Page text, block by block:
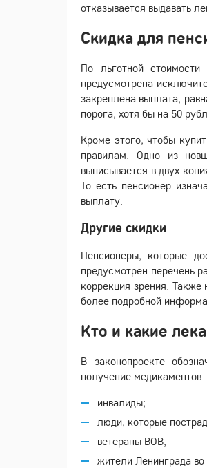
отказывается выдавать
Скидка для
По льготной
предусмотрена
закреплена выплата,
порога, хотя бы на 50
Кроме этого, чтобы
правилам. Одно из
выписывается в двух
То есть пенсионер
выплату.
Другие скидки
Пенсионеры, которые
предусмотрен перечень
коррекция зрения. Также
более подробной
Кто и какие
В законопроекте
получение медикаментов:
инвалиды;
люди, которые
ветераны ВОВ;
жители Ленинграда